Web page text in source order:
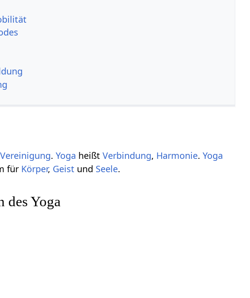
Vereinigung.Yoga heißtVerbindung, Harmonie.Yoga
für Körper, Geist und Seele.
des Yoga